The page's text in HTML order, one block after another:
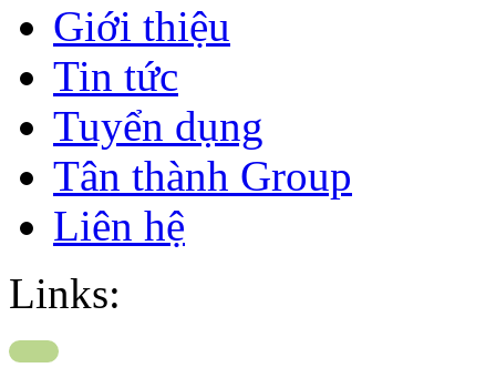
Giới thiệu
Tin tức
Tuyển dụng
Tân thành Group
Liên hệ
Links: